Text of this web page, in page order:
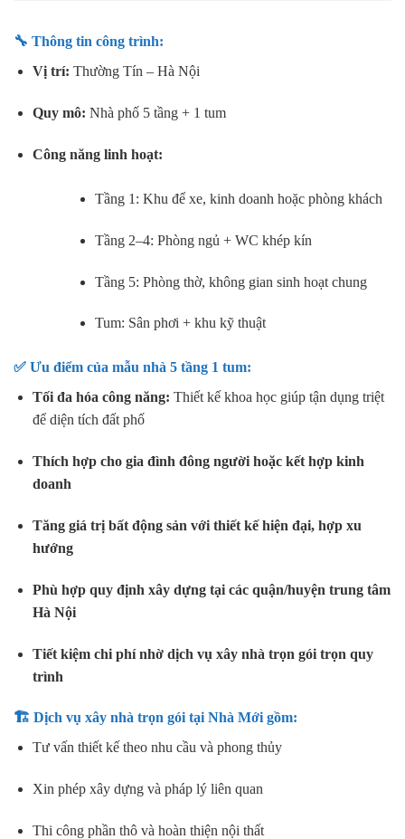
🔧 Thông tin công trình:
Vị trí: Thường Tín – Hà Nội
Quy mô: Nhà phố 5 tầng + 1 tum
Công năng linh hoạt:
Tầng 1: Khu để xe, kinh doanh hoặc phòng khách
Tầng 2–4: Phòng ngủ + WC khép kín
Tầng 5: Phòng thờ, không gian sinh hoạt chung
Tum: Sân phơi + khu kỹ thuật
✅ Ưu điểm của mẫu nhà 5 tầng 1 tum:
Tối đa hóa công năng: Thiết kế khoa học giúp tận dụng triệt
để diện tích đất phố
Thích hợp cho gia đình đông người hoặc kết hợp kinh
doanh
Tăng giá trị bất động sản với thiết kế hiện đại, hợp xu
hướng
Phù hợp quy định xây dựng tại các quận/huyện trung tâm
Hà Nội
Tiết kiệm chi phí nhờ dịch vụ xây nhà trọn gói trọn quy
trình
🏗️ Dịch vụ xây nhà trọn gói tại Nhà Mới gồm:
Tư vấn thiết kế theo nhu cầu và phong thủy
Xin phép xây dựng và pháp lý liên quan
Thi công phần thô và hoàn thiện nội thất